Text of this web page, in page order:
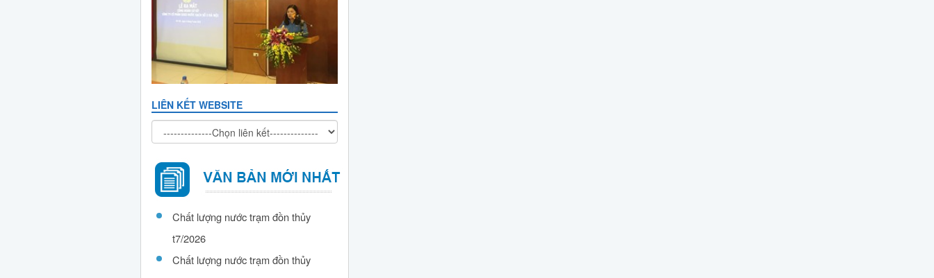
LIÊN KẾT WEBSITE
Chất lượng nước trạm đồn thủy
t7/2026
Chất lượng nước trạm đồn thủy